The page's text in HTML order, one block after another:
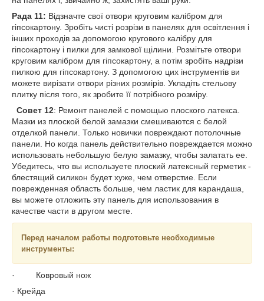
Рада 11: Відзначте свої отвори круговим калібром для
гіпсокартону. Зробіть чисті розрізи в панелях для освітлення і
інших проходів за допомогою кругового калібру для
гіпсокартону і пилки для замкової щілини. Розмітьте отвори
круговим калібром для гіпсокартону, а потім зробіть надрізи
пилкою для гіпсокартону. З допомогою цих інструментів ви
можете вирізати отвори різних розмірів. Укладіть стельову
плитку після того, як зробите її потрібного розміру.
Совет 12: Ремонт панелей с помощью плоского латекса.
Мазки из плоской белой замазки смешиваются с белой
отделкой панели. Только новички повреждают потолочные
панели. Но когда панель действительно повреждается можно
использовать небольшую белую замазку, чтобы залатать ее.
Убедитесь, что вы используете плоский латексный герметик -
блестящий силикон будет хуже, чем отверстие. Если
поврежденная область больше, чем ластик для карандаша,
вы можете отложить эту панель для использования в
качестве части в другом месте.
Перед началом работы подготовьте необходимые
инструменты:
· Ковровый нож
· Крейда